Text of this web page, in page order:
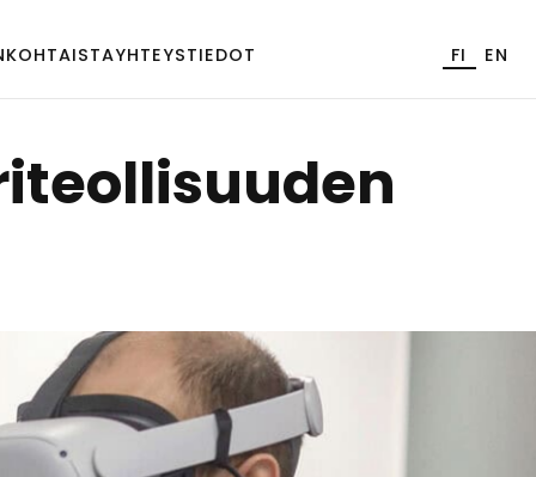
YHTEYSTIEDOT FI EN